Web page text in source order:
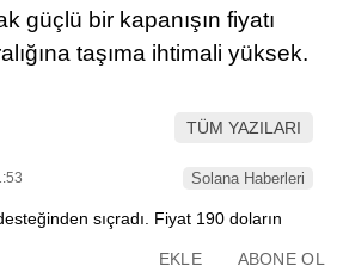
güçlü bir kapanışın fiyatı
taşıma ihtimali yüksek.
TÜM YAZILARI
Solana Haberleri
EKLE ABONE OL